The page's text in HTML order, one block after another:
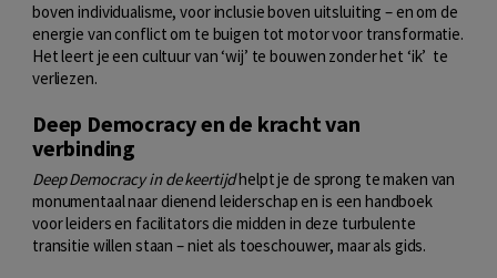
boven individualisme, voor inclusie boven uitsluiting– en om de
energie van conflict om te buigen tot motor voor transformatie.
Het leert je een cultuur van ‘wij’ te bouwen zonder het ‘ik’ te
verliezen.
Deep Democracy en de kracht van
verbinding
Deep Democracy in de keertijdhelpt je de sprong te maken van
monumentaal naar dienend leiderschap en is een handboek
voor leiders en facilitators die midden in deze turbulente
transitie willen staan–niet als toeschouwer, maar als gids.